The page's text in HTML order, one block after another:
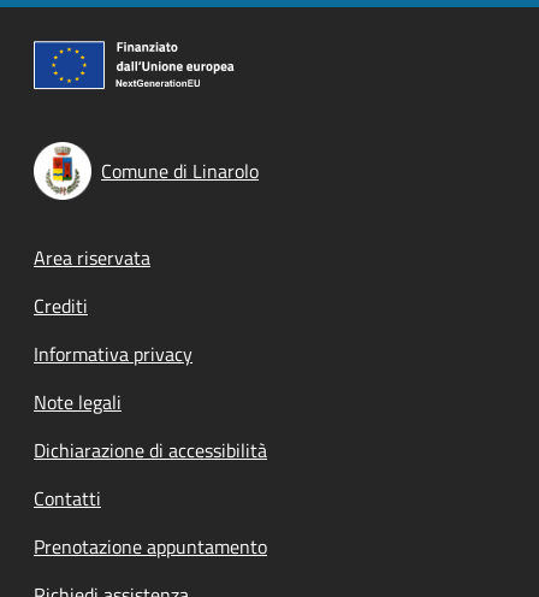
Comune di Linarolo
Footer menu
Area riservata
Crediti
Informativa privacy
Note legali
Dichiarazione di accessibilità
Contatti
Prenotazione appuntamento